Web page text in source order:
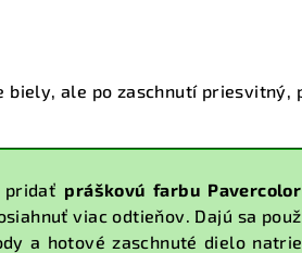
biely, ale po zaschnutí priesvitný,
práškovú farbu Pavercolor
viac odtieňov. Dajú sa
a hotové zaschnuté dielo